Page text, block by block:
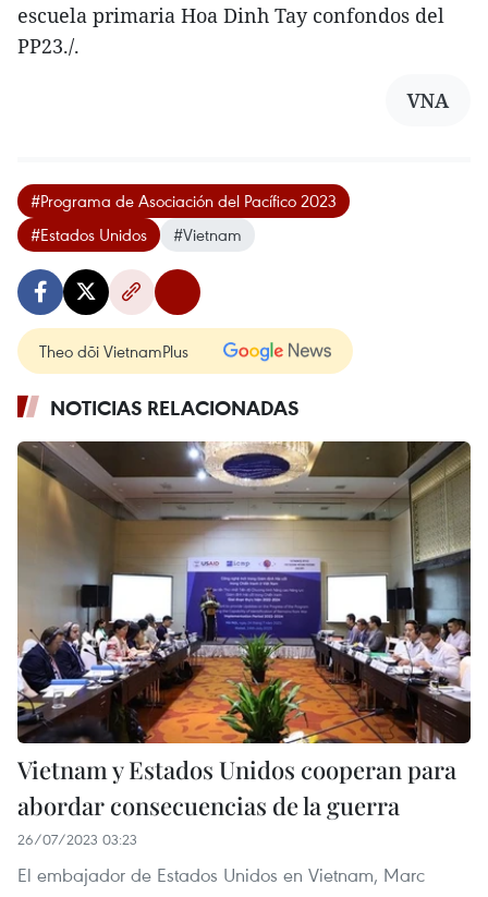
escuela primaria Hoa Dinh Tay confondos del
PP23./.
VNA
#Programa de Asociación del Pacífico 2023
#Estados Unidos
#Vietnam
Theo dõi VietnamPlus
NOTICIAS RELACIONADAS
Vietnam y Estados Unidos cooperan para
abordar consecuencias de la guerra
26/07/2023 03:23
El embajador de Estados Unidos en Vietnam, Marc